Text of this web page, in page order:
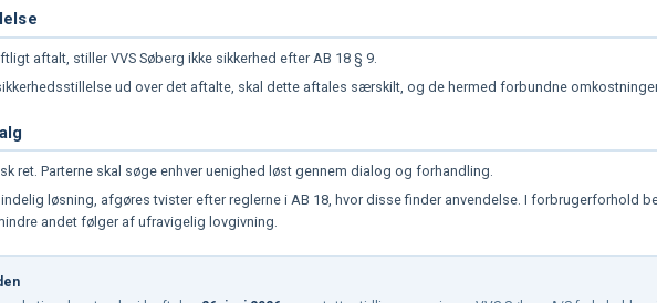
aftalt, stiller VVS Søberg ikke sikkerhed efter AB 18 § 9.
ud over det aftalte, skal dette aftales særskilt, og de hermed forbundne
ret. Parterne skal søge enhver uenighed løst gennem dialog og forhandling.
løsning, afgøres tvister efter reglerne i AB 18, hvor disse finder anvendelse. I forbrugerforhold
andet følger af ufravigelig lovgivning.